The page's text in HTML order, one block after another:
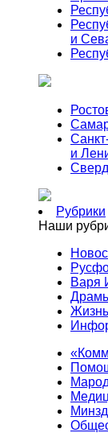
и
и
Рубрики
Наши
Варя